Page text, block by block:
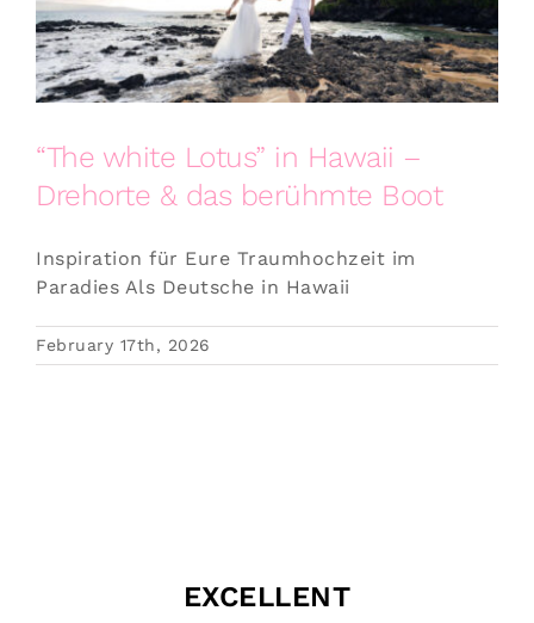
“The white Lotus” in Hawaii –
Drehorte & das berühmte Boot
Inspiration für Eure Traumhochzeit im
Paradies Als Deutsche in Hawaii
February 17th, 2026
EXCELLENT